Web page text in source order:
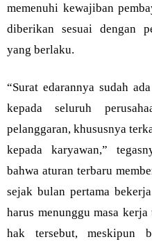
memenuhi kewajiban
diberikan sesuai dengan
yang berlaku.
“Surat edarannya sudah
kepada seluruh
pelanggaran, khususnya
kepada karyawan,”
bahwa aturan terbaru
sejak bulan pertama
harus menunggu masa
hak tersebut, meskipun